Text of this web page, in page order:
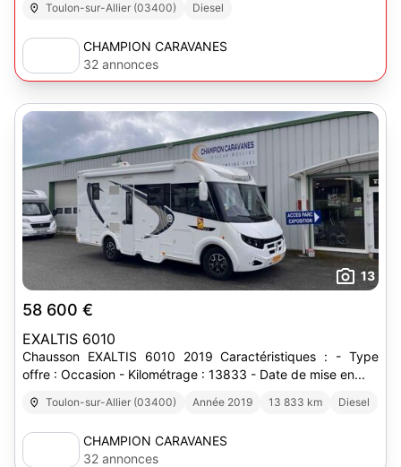
Toulon-sur-Allier (03400) Diesel
CHAMPION CARAVANES
32 annonces
13
58 600 €
EXALTIS 6010
Chausson EXALTIS 6010 2019 Caractéristiques : - Type
offre : Occasion - Kilométrage : 13833 - Date de mise en...
Toulon-sur-Allier (03400) Année 2019 13 833 km Diesel
CHAMPION CARAVANES
32 annonces